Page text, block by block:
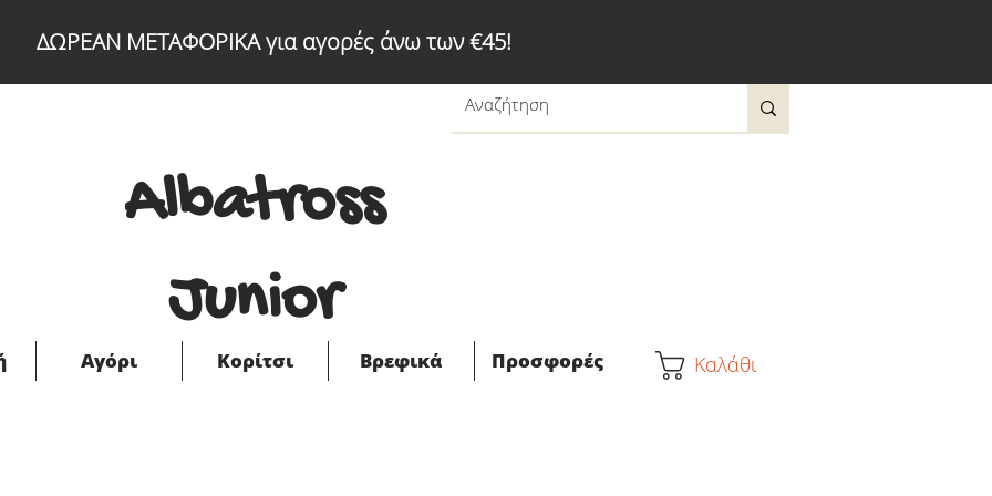
ΔΩΡΕΑΝ ΜΕΤΑΦΟΡΙΚΑ για αγορές άνω των €45!
Albatross
Junior
Αγόρι Κορίτσι Βρεφικά Προσφορές Καλάθι